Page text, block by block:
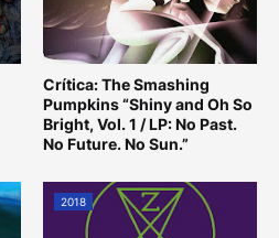
Crítica: The Smashing
Pumpkins “Shiny and Oh So
Bright, Vol. 1 / LP: No Past.
No Future. No Sun.”
2018